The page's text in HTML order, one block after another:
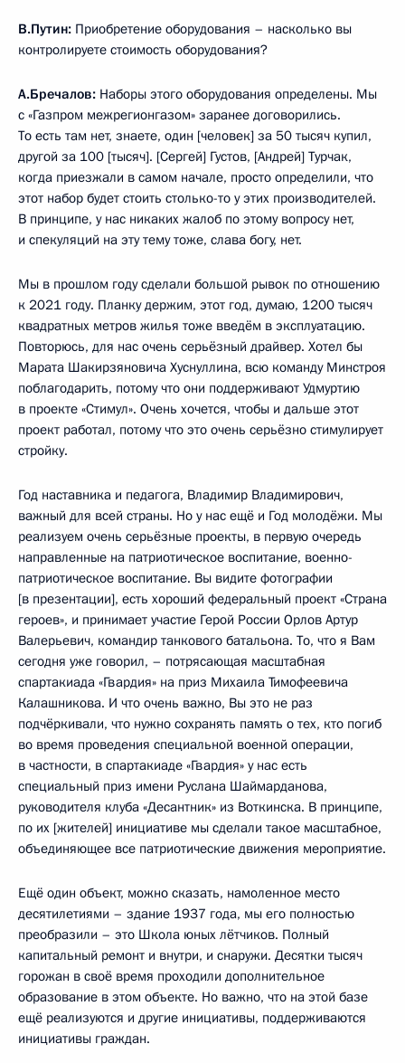
В.Путин: Приобретение оборудования – насколько вы
контролируете стоимость оборудования?
А.Бречалов: Наборы этого оборудования определены. Мы
с «Газпром межрегионгазом» заранее договорились.
То есть там нет, знаете, один [человек] за 50 тысяч купил,
другой за 100 [тысяч]. [Сергей] Густов, [Андрей] Турчак,
когда приезжали в самом начале, просто определили, что
этот набор будет стоить столько-то у этих производителей.
В принципе, у нас никаких жалоб по этому вопросу нет,
и спекуляций на эту тему тоже, слава богу, нет.
Мы в прошлом году сделали большой рывок по отношению
к 2021 году. Планку держим, этот год, думаю, 1200 тысяч
квадратных метров жилья тоже введём в эксплуатацию.
Повторюсь, для нас очень серьёзный драйвер. Хотел бы
Марата Шакирзяновича Хуснуллина, всю команду Минстроя
поблагодарить, потому что они поддерживают Удмуртию
в проекте «Стимул». Очень хочется, чтобы и дальше этот
проект работал, потому что это очень серьёзно стимулирует
стройку.
Год наставника и педагога, Владимир Владимирович,
важный для всей страны. Но у нас ещё и Год молодёжи. Мы
реализуем очень серьёзные проекты, в первую очередь
направленные на патриотическое воспитание, военно-
патриотическое воспитание. Вы видите фотографии
[в презентации], есть хороший федеральный проект «Страна
героев», и принимает участие Герой России Орлов Артур
Валерьевич, командир танкового батальона. То, что я Вам
сегодня уже говорил, – потрясающая масштабная
спартакиада «Гвардия» на приз Михаила Тимофеевича
Калашникова. И что очень важно, Вы это не раз
подчёркивали, что нужно сохранять память о тех, кто погиб
во время проведения специальной военной операции,
в частности, в спартакиаде «Гвардия» у нас есть
специальный приз имени Руслана Шаймарданова,
руководителя клуба «Десантник» из Воткинска. В принципе,
по их [жителей] инициативе мы сделали такое масштабное,
объединяющее все патриотические движения мероприятие.
Ещё один объект, можно сказать, намоленное место
десятилетиями – здание 1937 года, мы его полностью
преобразили – это Школа юных лётчиков. Полный
капитальный ремонт и внутри, и снаружи. Десятки тысяч
горожан в своё время проходили дополнительное
образование в этом объекте. Но важно, что на этой базе
ещё реализуются и другие инициативы, поддерживаются
инициативы граждан.